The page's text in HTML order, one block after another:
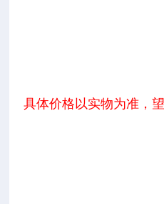
具体价格以实物为准，望